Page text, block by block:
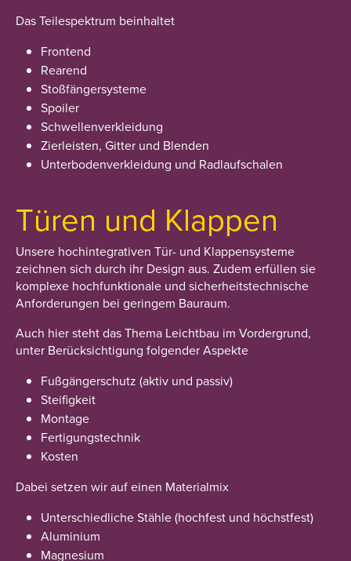
Das Teilespektrum beinhaltet
Frontend
Rearend
Stoßfängersysteme
Spoiler
Schwellenverkleidung
Zierleisten, Gitter und Blenden
Unterbodenverkleidung und Radlaufschalen
Türen und Klappen
Unsere hochintegrativen Tür- und Klappensysteme
zeichnen sich durch ihr Design aus. Zudem erfüllen sie
komplexe hochfunktionale und sicherheitstechnische
Anforderungen bei geringem Bauraum.
Auch hier steht das Thema Leichtbau im Vordergrund,
unter Berücksichtigung folgender Aspekte
Fußgängerschutz (aktiv und passiv)
Steifigkeit
Montage
Fertigungstechnik
Kosten
Dabei setzen wir auf einen Materialmix
Unterschiedliche Stähle (hochfest und höchstfest)
Aluminium
Magnesium